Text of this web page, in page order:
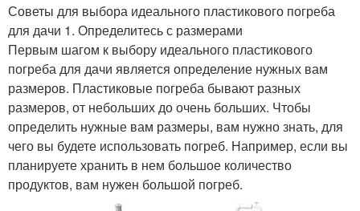
Советы для выбора идеального пластикового погреба
для дачи 1. Определитесь с размерами
Первым шагом к выбору идеального пластикового
погреба для дачи является определение нужных вам
размеров. Пластиковые погреба бывают разных
размеров, от небольших до очень больших. Чтобы
определить нужные вам размеры, вам нужно знать, для
чего вы будете использовать погреб. Например, если вы
планируете хранить в нем большое количество
продуктов, вам нужен большой погреб.